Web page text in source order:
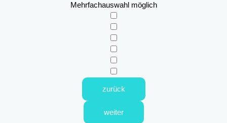
Mehrfachauswahl möglich
zurück
weiter